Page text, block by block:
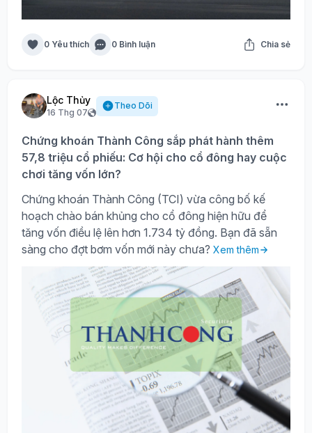
0 Yêu thích 0 Bình luận Chia sẻ
Lộc Thủy
16 Thg 07
Theo Dõi
Chứng khoán Thành Công sắp phát hành thêm
57,8 triệu cổ phiếu: Cơ hội cho cổ đông hay cuộc
chơi tăng vốn lớn?
Chứng khoán Thành Công (TCI) vừa công bố kế
hoạch chào bán khủng cho cổ đông hiện hữu để
tăng vốn điều lệ lên hơn 1.734 tỷ đồng. Bạn đã sẵn
sàng cho đợt bơm vốn mới này chưa? Xem thêm